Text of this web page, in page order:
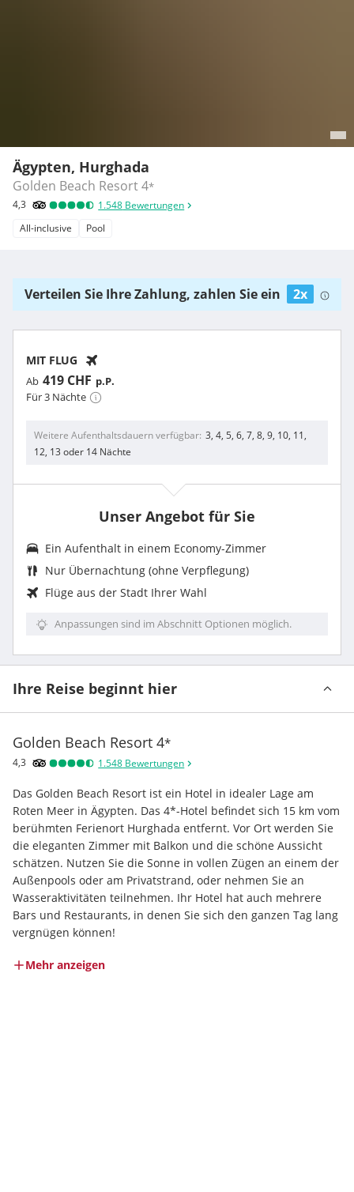
Ägypten, Hurghada
Golden Beach Resort4*
4,3 1.548 Bewertungen
All-inclusive
Pool
Verteilen Sie Ihre Zahlung, zahlen Sie ein 2x
MIT FLUG
Ab 419 CHF p.P.
Für 3 Nächte
Weitere Aufenthaltsdauern verfügbar 3, 4, 5, 6, 7, 8, 9, 10, 11,
12, 13 oder 14 Nächte
Unser Angebot für Sie
Ein Aufenthalt in einem Economy-Zimmer
Nur Übernachtung (ohne Verpflegung)
Flüge aus der Stadt Ihrer Wahl
Anpassungen sind im Abschnitt Optionen möglich.
Ihre Reise beginnt hier
Golden Beach Resort 4*
4,3 1.548 Bewertungen
Das Golden Beach Resort ist ein Hotel in idealer Lage am
Roten Meer in Ägypten. Das 4*-Hotel befindet sich 15 km vom
berühmten Ferienort Hurghada entfernt. Vor Ort werden Sie
die eleganten Zimmer mit Balkon und die schöne Aussicht
schätzen. Nutzen Sie die Sonne in vollen Zügen an einem der
Außenpools oder am Privatstrand, oder nehmen Sie an
Wasseraktivitäten teilnehmen. Ihr Hotel hat auch mehrere
Bars und Restaurants, in denen Sie sich den ganzen Tag lang
vergnügen können!
Mehr anzeigen